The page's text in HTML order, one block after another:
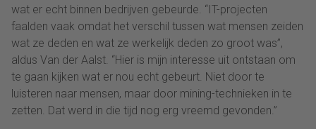
wat er echt binnen bedrijven gebeurde. “IT-projecten
faalden vaak omdat het verschil tussen wat mensen zeiden
wat ze deden en wat ze werkelijk deden zo groot was”,
aldus Van der Aalst. “Hier is mijn interesse uit ontstaan om
te gaan kijken wat er nou echt gebeurt. Niet door te
luisteren naar mensen, maar door mining-technieken in te
zetten. Dat werd in die tijd nog erg vreemd gevonden.”